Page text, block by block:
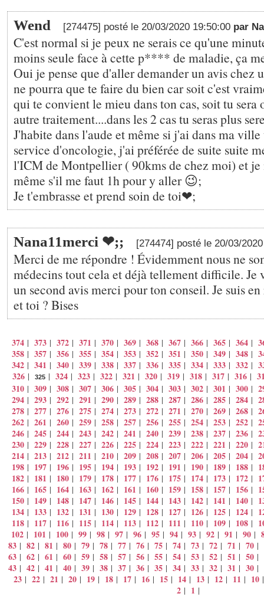
Wend [274475] posté le 20/03/2020 19:50:00 par
C'est normal si je peux ne serais ce qu'une
moins seule face à cette p**** de maladie, ça
Oui je pense que d'aller demander un avis chez
ne pourra que te faire du bien car soit c'est
qui te convient le mieu dans ton cas, soit tu sera
autre traitement....dans les 2 cas tu seras plus
J'habite dans l'aude et même si j'ai dans ma
service d'oncologie, j'ai préférée de suite suite
l'ICM de Montpellier ( 90kms de chez moi) et je
même s'il me faut 1h pour y aller 😉;
Je t'embrasse et prend soin de toi❤;
Nana11merci ❤;️; [274474] posté le 20/03/
Merci de me répondre ! Évidemment nous ne
médecins tout cela et déjà tellement difficile. Je
un second avis merci pour ton conseil. Je suis
et toi ? Bises
374 | 373 | 372 | 371 | 370 | 369 | 368 | 367 | 366 | 365 | 364 |
358 | 357 | 356 | 355 | 354 | 353 | 352 | 351 | 350 | 349 | 348 |
342 | 341 | 340 | 339 | 338 | 337 | 336 | 335 | 334 | 333 | 332 |
326 |325 |324 |323 |322 |321 |320 |319 |318 |317 |316 |
310 | 309 | 308 | 307 | 306 | 305 | 304 | 303 | 302 | 301 | 300 |
294 | 293 | 292 | 291 | 290 | 289 | 288 | 287 | 286 | 285 | 284 |
278 | 277 | 276 | 275 | 274 | 273 | 272 | 271 | 270 | 269 | 268 |
262 | 261 | 260 | 259 | 258 | 257 | 256 | 255 | 254 | 253 | 252 |
246 | 245 | 244 | 243 | 242 | 241 | 240 | 239 | 238 | 237 | 236 |
230 | 229 | 228 | 227 | 226 | 225 | 224 | 223 | 222 | 221 | 220 |
214 | 213 | 212 | 211 | 210 | 209 | 208 | 207 | 206 | 205 | 204 |
198 | 197 | 196 | 195 | 194 | 193 | 192 | 191 | 190 | 189 | 188 |
182 | 181 | 180 | 179 | 178 | 177 | 176 | 175 | 174 | 173 | 172 |
166 | 165 | 164 | 163 | 162 | 161 | 160 | 159 | 158 | 157 | 156 |
150 | 149 | 148 | 147 | 146 | 145 | 144 | 143 | 142 | 141 | 140 |
134 | 133 | 132 | 131 | 130 | 129 | 128 | 127 | 126 | 125 | 124 |
118 | 117 | 116 | 115 | 114 | 113 | 112 | 111 | 110 | 109 | 108 |
102 | 101 | 100 | 99 | 98 | 97 | 96 | 95 | 94 | 93 | 92 | 91 | 90 |
83 | 82 | 81 | 80 | 79 | 78 | 77 | 76 | 75 | 74 | 73 | 72 | 71 | 70 |
63 | 62 | 61 | 60 | 59 | 58 | 57 | 56 | 55 | 54 | 53 | 52 | 51 | 50 |
43 | 42 | 41 | 40 | 39 | 38 | 37 | 36 | 35 | 34 | 33 | 32 | 31 | 30 |
23 | 22 | 21 | 20 | 19 | 18 | 17 | 16 | 15 | 14 | 13 | 12 | 11 | 10
2 | 1 |